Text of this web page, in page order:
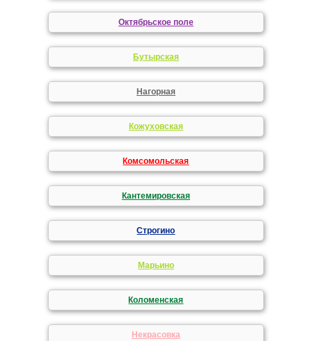
Октябрьское поле
Бутырская
Нагорная
Кожуховская
Комсомольская
Кантемировская
Строгино
Марьино
Коломенская
Некрасовка